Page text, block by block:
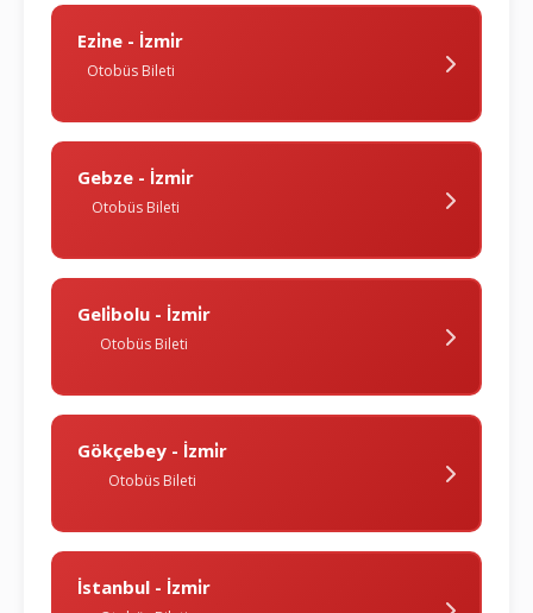
Ezi̇ne - İzmi̇r
Otobüs Bileti
Gebze - İzmi̇r
Otobüs Bileti
Geli̇bolu - İzmi̇r
Otobüs Bileti
Gökçebey - İzmi̇r
Otobüs Bileti
İstanbul - İzmi̇r